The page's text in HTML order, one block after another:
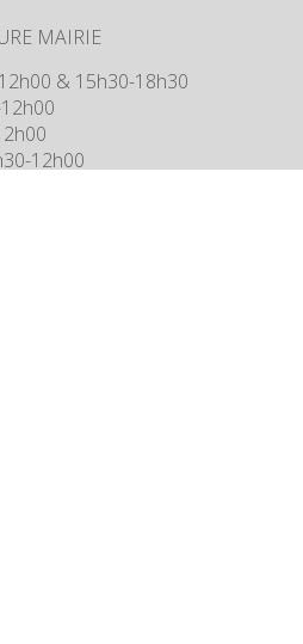
MAIRIE
& 15h30-18h30
12h00